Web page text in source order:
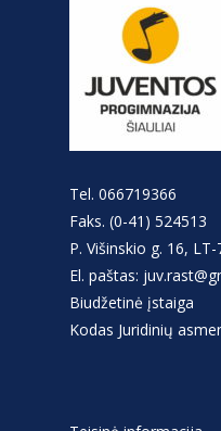
Tel. 066719366
Faks. (0-41) 524513
P. Višinskio g. 16,
El. paštas:
Biudžetinė įstaiga
Kodas Juridinių